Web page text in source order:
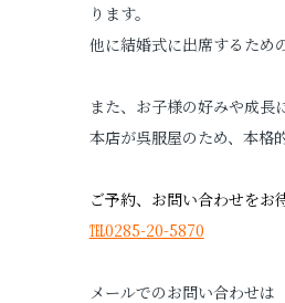
ります。
他に結婚式に出席するため
また、お子様の好みや成長
本店が呉服屋のため、本格
ご予約、お問い合わせをお
℡0285-20-5870
メールでのお問い合わせは